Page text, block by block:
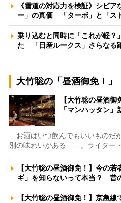
《雪道の対応力を検証》シビ
ー」の真価 「ターボ」と「ス
乗り込むと同時に「これが軽？
た 「日産ルークス」さらなる
大竹聡の「昼酒御免！」
【大竹聡の昼酒御
「マンハッタン
お酒はいつ飲んでもいいものだ
別の味わいがある――。ライター
【大竹聡の昼酒御免！】今の
ギ」を知らないって本当？ 昔
【大竹聡の昼酒御免！】京急